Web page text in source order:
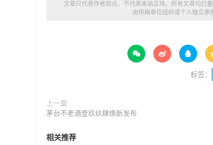
文章只代表作者观点，不代表本站立场。所有文章均已
由供稿单位组织或个人独立承
  
标签：
上一篇
茅台不老酒壹玖玖肆焕新发布
相关推荐